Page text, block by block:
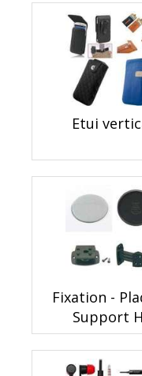
Etui
Fixation -
Support